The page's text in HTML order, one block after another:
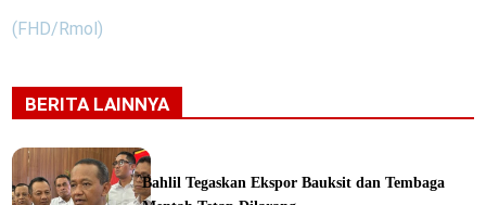
(FHD/Rmol)
BERITA LAINNYA
Bahlil Tegaskan Ekspor Bauksit dan Tembaga